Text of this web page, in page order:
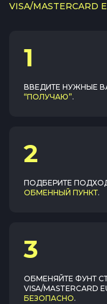
VISA/MASTERCARD
1
ВВЕДИТЕ НУЖНЫЕ
“ПОЛУЧАЮ”.
2
ПОДБЕРИТЕ
ОБМЕННЫЙ ПУНКТ.
3
ОБМЕНЯЙТЕ ФУНТ
VISA/MASTERCARD
БЕЗОПАСНО.